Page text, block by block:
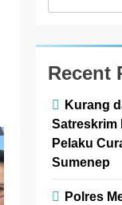
Recent
Kurang
Satreskrim
Pelaku
Sumenep
Polres